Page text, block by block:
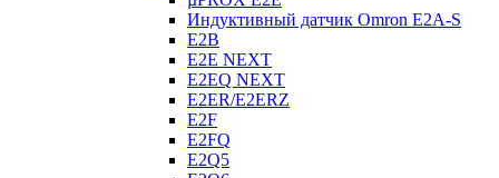
Индуктивный датчик Omron E2A-S
E2B
E2E NEXT
E2EQ NEXT
E2ER/E2ERZ
E2F
E2FQ
E2Q5